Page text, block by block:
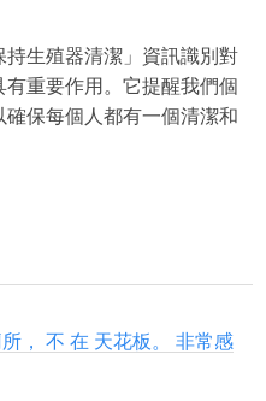
生殖器清潔」資訊識別對
重要作用。它提醒我們個
確保每個人都有一個清潔和
， 不 在 天花板。 非常感